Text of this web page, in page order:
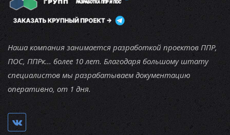
Наша компания занимается разработкой проектов ППР,
ПОС, ППРк... более 10 лет. Благодаря большому штату
специалистов мы разрабатываем документацию
оперативно, от 1 дня.